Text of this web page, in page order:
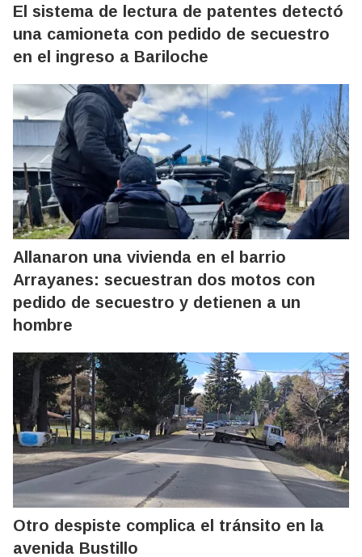
El sistema de lectura de patentes detectó
una camioneta con pedido de secuestro
en el ingreso a Bariloche
Allanaron una vivienda en el barrio
Arrayanes: secuestran dos motos con
pedido de secuestro y detienen a un
hombre
Otro despiste complica el tránsito en la
avenida Bustillo